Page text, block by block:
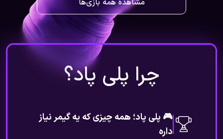
چرا پلی پاد؟
🎮 پلی‌ پاد؛ همه چیزی که یه گیمر نیاز
داره